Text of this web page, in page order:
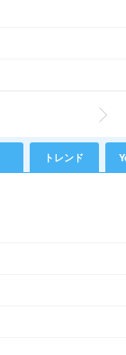
トレンド